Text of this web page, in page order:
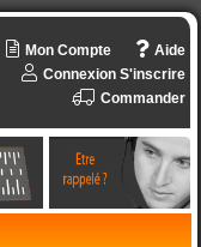
Aide
Mon Compte
Connexion S'inscrire
Commander